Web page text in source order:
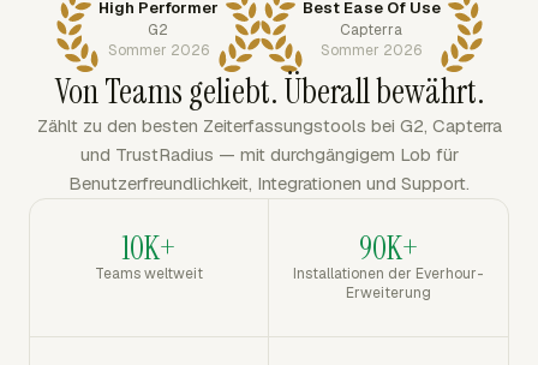
High Performer
G2
Sommer 2026
Best Ease Of Use
Capterra
Sommer 2026
Von Teams geliebt. Überall bewährt.
Zählt zu den besten Zeiterfassungstools bei G2, Capterra
und TrustRadius — mit durchgängigem Lob für
Benutzerfreundlichkeit, Integrationen und Support.
10K+
Teams weltweit
90K+
Installationen der Everhour-
Erweiterung